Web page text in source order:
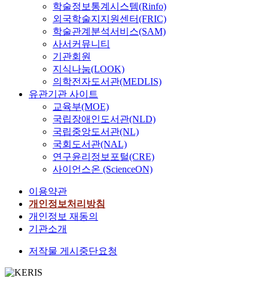
학술정보통계시스템(Rinfo)
외국학술지지원센터(FRIC)
학술관계분석서비스(SAM)
사서커뮤니티
기관회원
지식나눔(LOOK)
의학전자도서관(MEDLIS)
유관기관 사이트
교육부(MOE)
국립장애인도서관(NLD)
국립중앙도서관(NL)
국회도서관(NAL)
연구윤리정보포털(CRE)
사이언스온 (ScienceON)
이용약관
개인정보처리방침
개인정보 재동의
기관소개
저작물 게시중단요청